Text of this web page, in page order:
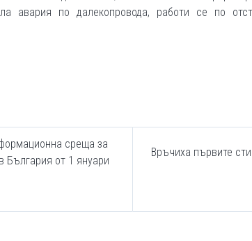
авария по далекопровода, работи се по
среща за
България от 1 януари
Връчиха първите